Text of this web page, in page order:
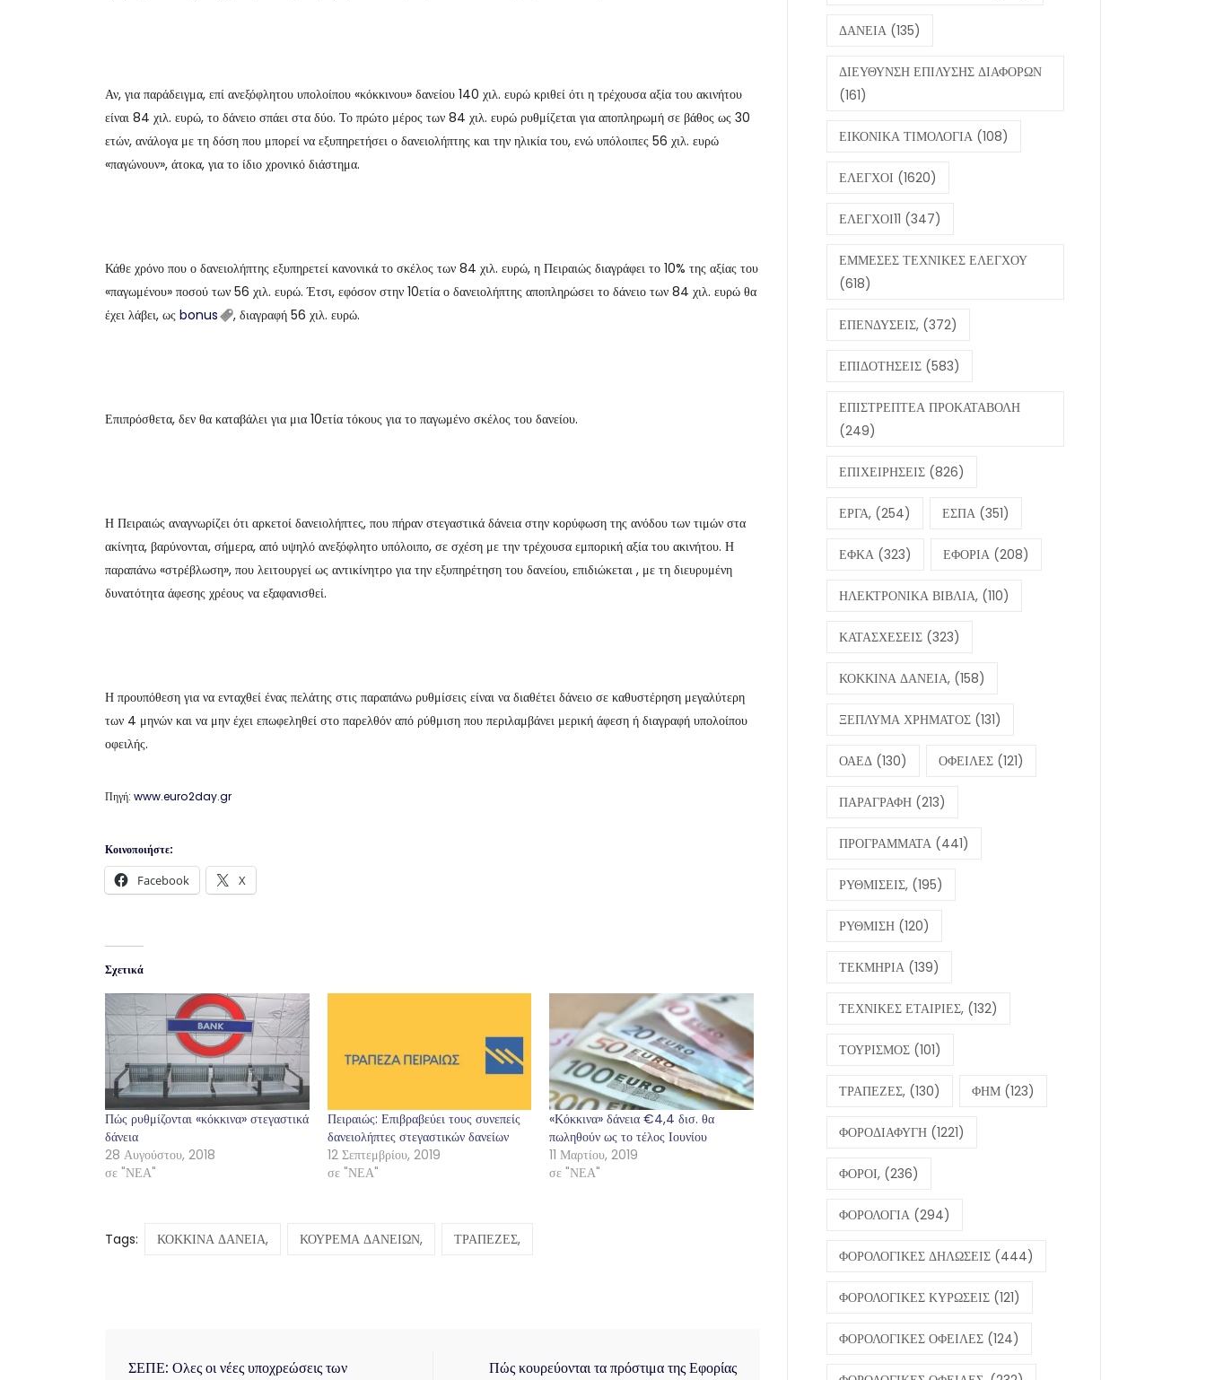
Αν, για παράδειγμα, επί ανεξόφλητου υπολοίπου «κόκκινου» δανείου 140 χιλ. ευρώ κριθεί ότι η τρέχουσα αξία του ακινήτου
είναι 84 χιλ. ευρώ, το δάνειο σπάει στα δύο. Το πρώτο μέρος των 84 χιλ. ευρώ ρυθμίζεται για αποπληρωμή σε βάθος ως 30
ετών, ανάλογα με τη δόση που μπορεί να εξυπηρετήσει ο δανειολήπτης και την ηλικία του, ενώ υπόλοιπες 56 χιλ. ευρώ
«παγώνουν», άτοκα, για το ίδιο χρονικό διάστημα.
Κάθε χρόνο που ο δανειολήπτης εξυπηρετεί κανονικά το σκέλος των 84 χιλ. ευρώ, η Πειραιώς διαγράφει το 10% της αξίας του
«παγωμένου» ποσού των 56 χιλ. ευρώ. Έτσι, εφόσον στην 10ετία ο δανειολήπτης αποπληρώσει το δάνειο των 84 χιλ. ευρώ θα
έχει λάβει, ως bonus , διαγραφή 56 χιλ. ευρώ.
Επιπρόσθετα, δεν θα καταβάλει για μια 10ετία τόκους για το παγωμένο σκέλος του δανείου.
Η Πειραιώς αναγνωρίζει ότι αρκετοί δανειολήπτες, που πήραν στεγαστικά δάνεια στην κορύφωση της ανόδου των τιμών στα
ακίνητα, βαρύνονται, σήμερα, από υψηλό ανεξόφλητο υπόλοιπο, σε σχέση με την τρέχουσα εμπορική αξία του ακινήτου. Η
παραπάνω «στρέβλωση», που λειτουργεί ως αντικίνητρο για την εξυπηρέτηση του δανείου, επιδιώκεται , με τη διευρυμένη
δυνατότητα άφεσης χρέους να εξαφανισθεί.
Η προυπόθεση για να ενταχθεί ένας πελάτης στις παραπάνω ρυθμίσεις είναι να διαθέτει δάνειο σε καθυστέρηση μεγαλύτερη
των 4 μηνών και να μην έχει επωφεληθεί στο παρελθόν από ρύθμιση που περιλαμβάνει μερική άφεση ή διαγραφή υπολοίπου
οφειλής.
Πηγή: www.euro2day.gr
Κοινοποιήστε:
Facebook X
Σχετικά
Πώς ρυθμίζονται «κόκκινα» στεγαστικά
δάνεια
28 Αυγούστου, 2018
σε "ΝΕΑ"
Πειραιώς: Επιβραβεύει τους συνεπείς
δανειολήπτες στεγαστικών δανείων
12 Σεπτεμβρίου, 2019
σε "ΝΕΑ"
«Κόκκινα» δάνεια €4,4 δισ. θα
πωληθούν ως το τέλος Ιουνίου
11 Μαρτίου, 2019
σε "ΝΕΑ"
Tags: ΚΟΚΚΙΝΑ ΔΑΝΕΙΑ, ΚΟΥΡΕΜΑ ΔΑΝΕΙΩΝ, ΤΡΑΠΕΖΕΣ,
ΣΕΠΕ: Ολες οι νέες υποχρεώσεις των Πώς κουρεύονται τα πρόστιμα της Εφορίας
ΔΑΝΕΙΑ (135)
ΔΙΕΥΘΥΝΣΗ ΕΠΙΛΥΣΗΣ ΔΙΑΦΟΡΩΝ
(161)
ΕΙΚΟΝΙΚΑ ΤΙΜΟΛΟΓΙΑ (108)
ΕΛΕΓΧΟΙ (1620)
ΕΛΕΓΧΟΙ11 (347)
ΕΜΜΕΣΕΣ ΤΕΧΝΙΚΕΣ ΕΛΕΓΧΟΥ
(618)
ΕΠΕΝΔΥΣΕΙΣ, (372)
ΕΠΙΔΟΤΗΣΕΙΣ (583)
ΕΠΙΣΤΡΕΠΤΕΑ ΠΡΟΚΑΤΑΒΟΛΗ
(249)
ΕΠΙΧΕΙΡΗΣΕΙΣ (826)
ΕΡΓΑ, (254) ΕΣΠΑ (351)
ΕΦΚΑ (323) ΕΦΟΡΙΑ (208)
ΗΛΕΚΤΡΟΝΙΚΑ ΒΙΒΛΙΑ, (110)
ΚΑΤΑΣΧΕΣΕΙΣ (323)
ΚΟΚΚΙΝΑ ΔΑΝΕΙΑ, (158)
ΞΕΠΛΥΜΑ ΧΡΗΜΑΤΟΣ (131)
ΟΑΕΔ (130) ΟΦΕΙΛΕΣ (121)
ΠΑΡΑΓΡΑΦΗ (213)
ΠΡΟΓΡΑΜΜΑΤΑ (441)
ΡΥΘΜΙΣΕΙΣ, (195)
ΡΥΘΜΙΣΗ (120)
ΤΕΚΜΗΡΙΑ (139)
ΤΕΧΝΙΚΕΣ ΕΤΑΙΡΙΕΣ, (132)
ΤΟΥΡΙΣΜΟΣ (101)
ΤΡΑΠΕΖΕΣ, (130) ΦΗΜ (123)
ΦΟΡΟΔΙΑΦΥΓΗ (1221)
ΦΟΡΟΙ, (236)
ΦΟΡΟΛΟΓΙΑ (294)
ΦΟΡΟΛΟΓΙΚΕΣ ΔΗΛΩΣΕΙΣ (444)
ΦΟΡΟΛΟΓΙΚΕΣ ΚΥΡΩΣΕΙΣ (121)
ΦΟΡΟΛΟΓΙΚΕΣ ΟΦΕΙΛΕΣ (124)